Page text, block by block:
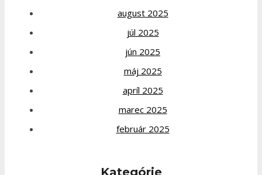
august 2025
júl 2025
jún 2025
máj 2025
apríl 2025
marec 2025
február 2025
Kategórie